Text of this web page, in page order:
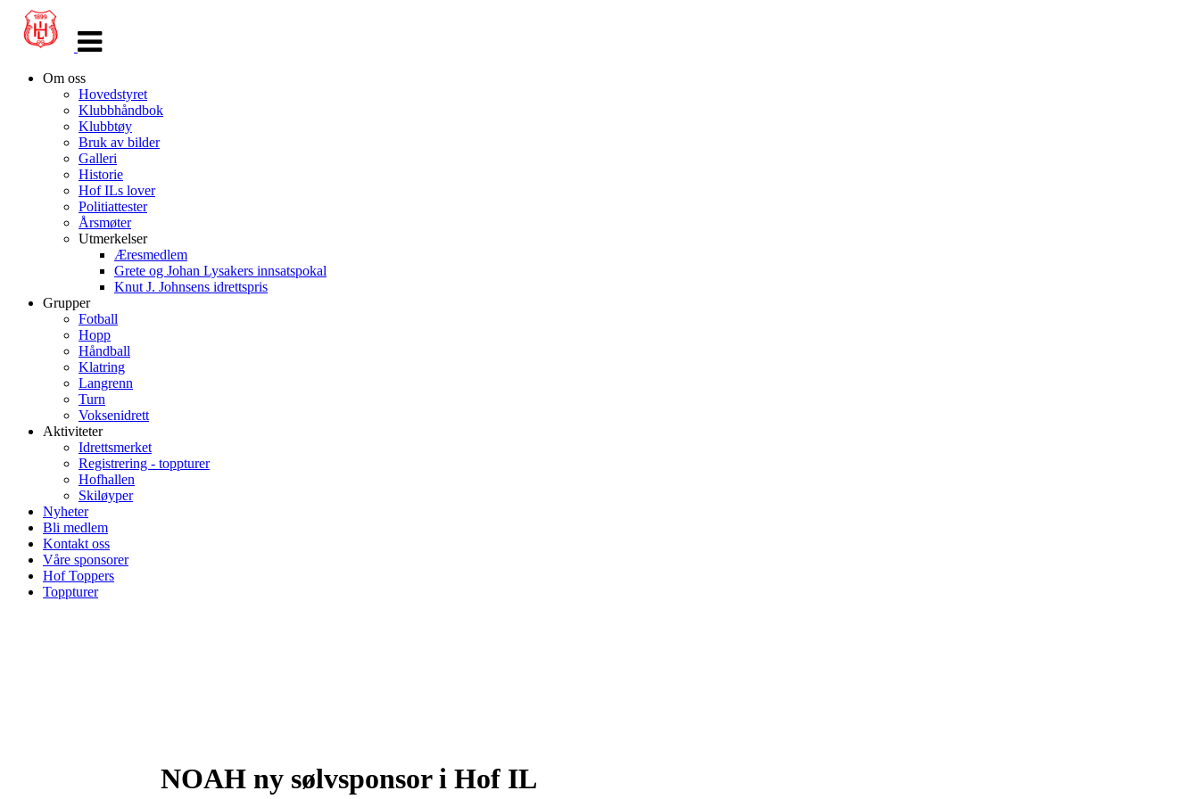
navigasjon
Om oss
Hovedstyret
Klubbhåndbok
Klubbtøy
Bruk av bilder
Galleri
Historie
Hof ILs lover
Politiattester
Årsmøter
Utmerkelser
Æresmedlem
Grete og Johan Lysakers innsatspokal
Knut J. Johnsens idrettspris
Grupper
Fotball
Hopp
Håndball
Klatring
Langrenn
Turn
Voksenidrett
Aktiviteter
Idrettsmerket
Registrering - toppturer
Hofhallen
Skiløyper
Nyheter
Bli medlem
Kontakt oss
Våre sponsorer
Hof Toppers
Toppturer
NOAH ny sølvsponsor i Hof IL